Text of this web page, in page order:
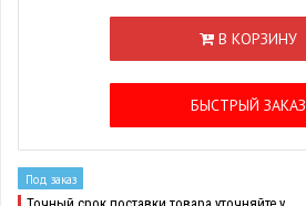
В КОРЗИНУ
БЫСТРЫЙ ЗАКАЗ
Под заказ